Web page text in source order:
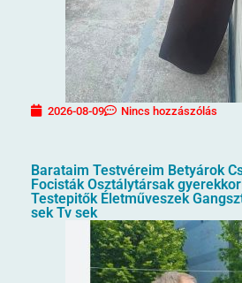
2026-08-09 Nincs hozzászólás
Barataim Testvéreim Betyárok
Focisták Osztálytársak
Testepitők Életműveszek
sek Tv sek